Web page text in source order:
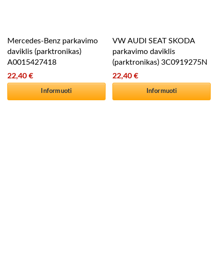
Mercedes-Benz parkavimo
daviklis (parktronikas)
A0015427418
22,40 €
Informuoti
VW AUDI SEAT SKODA
parkavimo daviklis
(parktronikas) 3C0919275N
22,40€
Informuoti